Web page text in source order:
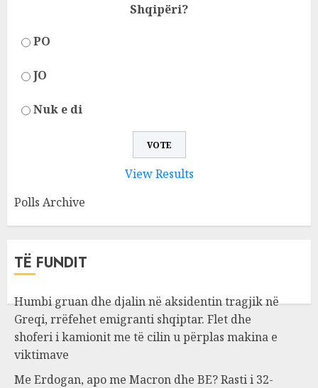
Shqipëri?
PO
JO
Nuk e di
View Results
Polls Archive
TË FUNDIT
Humbi gruan dhe djalin në aksidentin tragjik në
Greqi, rrëfehet emigranti shqiptar. Flet dhe
shoferi i kamionit me të cilin u përplas makina e
viktimave
Me Erdogan, apo me Macron dhe BE? Rasti i 32-